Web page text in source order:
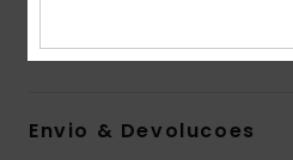
Envio & Devolucoes